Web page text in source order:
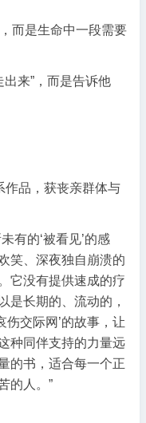
而是生命中一段需要
来”，而是告诉他
作品，获丧亲群体与
有的‘被看见’的感
笑、深夜独自崩溃的
它没有提供速成的疗
是长期的、流动的，
伤交际网’的故事，让
种同伴支持的力量远
的书，适合每一个正
的人。”